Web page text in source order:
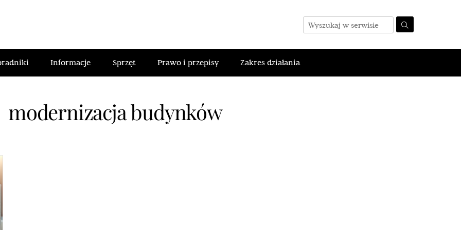
Informacje Sprzęt Prawo i przepisy Zakres działania
modernizacja budynków